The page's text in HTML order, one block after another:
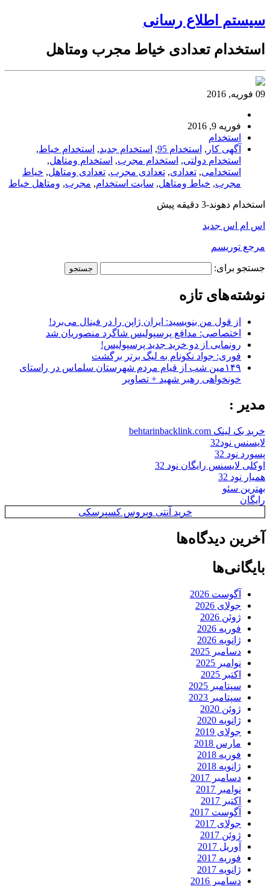
سیستم اطلاع رسانی
استخدام تعدادی خیاط مجرب ومتاهل
09 فوریه, 2016
فوریه 9, 2016
استخدام
آگهی کار , استخدام 95 , استخدام جدید, استخدام خیاط,
استخدام دولتی, استخدام مجرب, استخدام ومتاهل,
استخدامی, تعدادی, تعدادی مجرب, تعدادی ومتاهل, خیاط
مجرب, خیاط ومتاهل, سایت استخدام, مجرب, ومتاهل خیاط
استخدام دهوند-3 دقیقه پیش
اس ام اس جدید
مرجع توریسم
جستجو برای:
نوشته‌های تازه
از قول من بنویسید: ایران ژاپن را در فینال می‌برد!
اختصاصی: مدافع پرسپولیس شاگرد منصوریان شد
رونمایی از دو خرید جدید پرسپولیس!
فوری: جواد نکونام به لیگ برتر برگشت
۱۴۹مین شب از قیام مردم شهرستان سلماس در راستای
خونخواهی رهبر شهید + تصاویر
مدیر :
خرید بک لینک behtarinbacklink.com
لایسنس نود32
پسورد نود 32
اوکلی لایسنس رایگان نود 32
همیار نود 32
بهترین سئو
رایگان
خرید آنتی ویروس کسپرسکی
آخرین دیدگاه‌ها
بایگانی‌ها
آگوست 2026
جولای 2026
ژوئن 2026
فوریه 2026
ژانویه 2026
دسامبر 2025
نوامبر 2025
اکتبر 2025
سپتامبر 2025
سپتامبر 2023
ژوئن 2020
ژانویه 2020
جولای 2019
مارس 2018
فوریه 2018
ژانویه 2018
دسامبر 2017
نوامبر 2017
اکتبر 2017
آگوست 2017
جولای 2017
ژوئن 2017
آوریل 2017
فوریه 2017
ژانویه 2017
دسامبر 2016